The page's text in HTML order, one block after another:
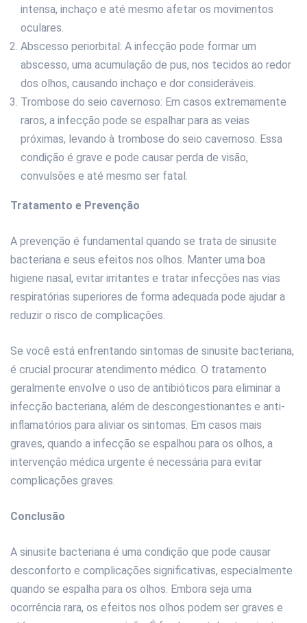
intensa, inchaço e até mesmo afetar os movimentos
oculares.
Abscesso periorbital: A infecção pode formar um
abscesso, uma acumulação de pus, nos tecidos ao redor
dos olhos, causando inchaço e dor consideráveis.
Trombose do seio cavernoso: Em casos extremamente
raros, a infecção pode se espalhar para as veias
próximas, levando à trombose do seio cavernoso. Essa
condição é grave e pode causar perda de visão,
convulsões e até mesmo ser fatal.
Tratamento e Prevenção
A prevenção é fundamental quando se trata de sinusite
bacteriana e seus efeitos nos olhos. Manter uma boa
higiene nasal, evitar irritantes e tratar infecções nas vias
respiratórias superiores de forma adequada pode ajudar a
reduzir o risco de complicações.
Se você está enfrentando sintomas de sinusite bacteriana,
é crucial procurar atendimento médico. O tratamento
geralmente envolve o uso de antibióticos para eliminar a
infecção bacteriana, além de descongestionantes e anti-
inflamatórios para aliviar os sintomas. Em casos mais
graves, quando a infecção se espalhou para os olhos, a
intervenção médica urgente é necessária para evitar
complicações graves.
Conclusão
A sinusite bacteriana é uma condição que pode causar
desconforto e complicações significativas, especialmente
quando se espalha para os olhos. Embora seja uma
ocorrência rara, os efeitos nos olhos podem ser graves e